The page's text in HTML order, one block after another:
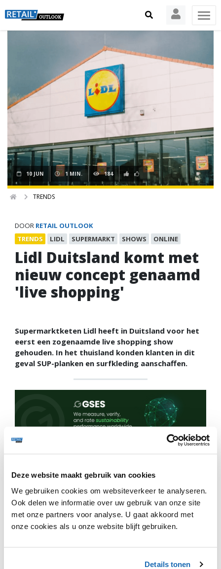
Deze website maakt gebruik van cookies
We gebruiken cookies om websiteverkeer te analyseren.
Ook delen we informatie over uw gebruik van onze site
met onze partners voor analyse. U gaat akkoord met
onze cookies als u onze website blijft gebruiken.
Details tonen
10 JUN 1 MIN. 184
TRENDS
DOOR RETAIL OUTLOOK
TRENDS
LIDL SUPERMARKT SHOWS ONLINE
Lidl Duitsland komt met
nieuw concept genaamd
'live shopping'
Supermarktketen Lidl heeft in Duitsland voor het
eerst een zogenaamde live shopping show
gehouden. In het thuisland konden klanten in dit
geval SUP-planken en surfkleding aanschaffen.
verschillende online kanalen van het bedrijf. Dit zijn nu
nog veel kookshows en digitale proeverijen. Daar komt
nu dus live-shopping bij. Je kan hierbij gelijk producten
aanschaffen maar ook vragen stellen. In de toekomst zal
hier volgens Duitse media meer geëxperimenteerd
mee gaan worden maar hoe dit er dan uit gaat zien en